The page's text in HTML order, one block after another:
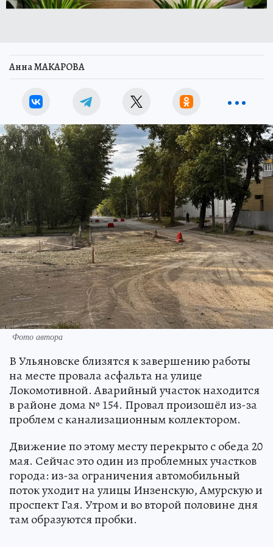
Анна МАКАРОВА
Фото автора
В Ульяновске близятся к завершению работы
на месте провала асфальта на улице
Локомотивной. Аварийный участок находится
в районе дома № 154. Провал произошёл из-за
проблем с канализационным коллектором.
Движение по этому месту перекрыто с обеда 20
мая. Сейчас это один из проблемных участков
города: из-за ограничения автомобильный
поток уходит на улицы Инзенскую, Амурскую и
проспект Гая. Утром и во второй половине дня
там образуются пробки.